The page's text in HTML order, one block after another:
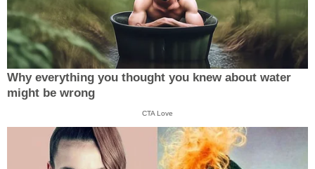
Why everything you thought you knew about water
might be wrong
CTA Love